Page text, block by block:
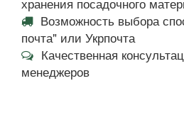
Возможность выбора
почта" или Укрпочта
Качественная
менеджеров